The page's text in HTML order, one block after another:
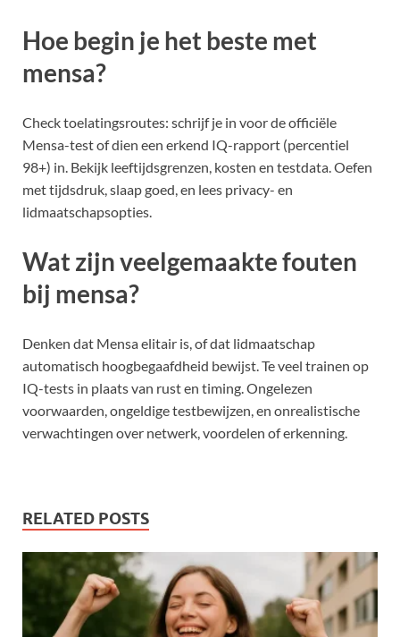
Hoe begin je het beste met
mensa?
Check toelatingsroutes: schrijf je in voor de officiële
Mensa-test of dien een erkend IQ-rapport (percentiel
98+) in. Bekijk leeftijdsgrenzen, kosten en testdata. Oefen
met tijdsdruk, slaap goed, en lees privacy- en
lidmaatschapsopties.
Wat zijn veelgemaakte fouten
bij mensa?
Denken dat Mensa elitair is, of dat lidmaatschap
automatisch hoogbegaafdheid bewijst. Te veel trainen op
IQ-tests in plaats van rust en timing. Ongelezen
voorwaarden, ongeldige testbewijzen, en onrealistische
verwachtingen over netwerk, voordelen of erkenning.
RELATED POSTS